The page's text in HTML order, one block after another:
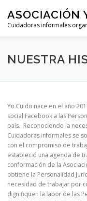
content
ASOCIACIÓN
Cuidadoras informales
HOME HISTORIA
NUESTRA
Yo Cuido nace en el año
social Facebook a las
país. Reconociendo la
Cuidadoras informales se
con el compromiso de
estableció una agenda de
conformación de la
obtiene la Personalidad
necesidad de trabajar por
dignifiquen la labor de las